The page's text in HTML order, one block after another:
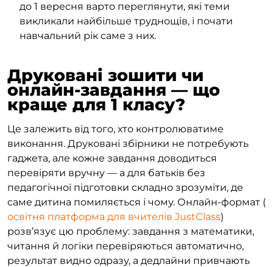
до 1 вересня варто переглянути, які теми
викликали найбільше труднощів, і почати
навчальний рік саме з них.
Друковані зошити чи
онлайн-завдання — що
краще для 1 класу?
Це залежить від того, хто контролюватиме
виконання. Друковані збірники не потребують
гаджета, але кожне завдання доводиться
перевіряти вручну — а для батьків без
педагогічної підготовки складно зрозуміти, де
саме дитина помиляється і чому. Онлайн-формат (
освітня платформа для вчителів JustClass)
розв’язує цю проблему: завдання з математики,
читання й логіки перевіряються автоматично,
результат видно одразу, а дедлайни привчають